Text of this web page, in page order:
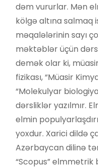
dəm vururlar. Mən
kölgə altına salmaq
məqalələrinin sayı
məktəblər üçün
demək olar ki,
fizikası, “Müasir
“Molekulyar
dərsliklər yazılmır.
elmin
yoxdur. Xarici dildə
Azərbaycan dilinə
“Scopus” elmmetrik